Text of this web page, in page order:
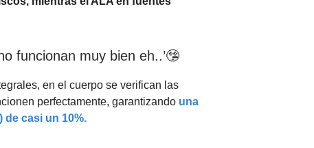
funcionan muy bien eh..’🤥
en el cuerpo se verifican las
perfectamente, garantizando una
de casi un 10%.